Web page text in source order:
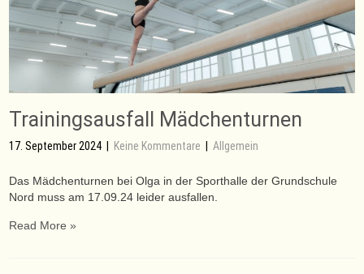
Trainingsausfall Mädchenturnen
17. September 2024 Keine Kommentare |Allgemein
Das Mädchenturnen bei Olga in der Sporthalle der Grundschule
Nord muss am 17.09.24 leider ausfallen.
Read More »